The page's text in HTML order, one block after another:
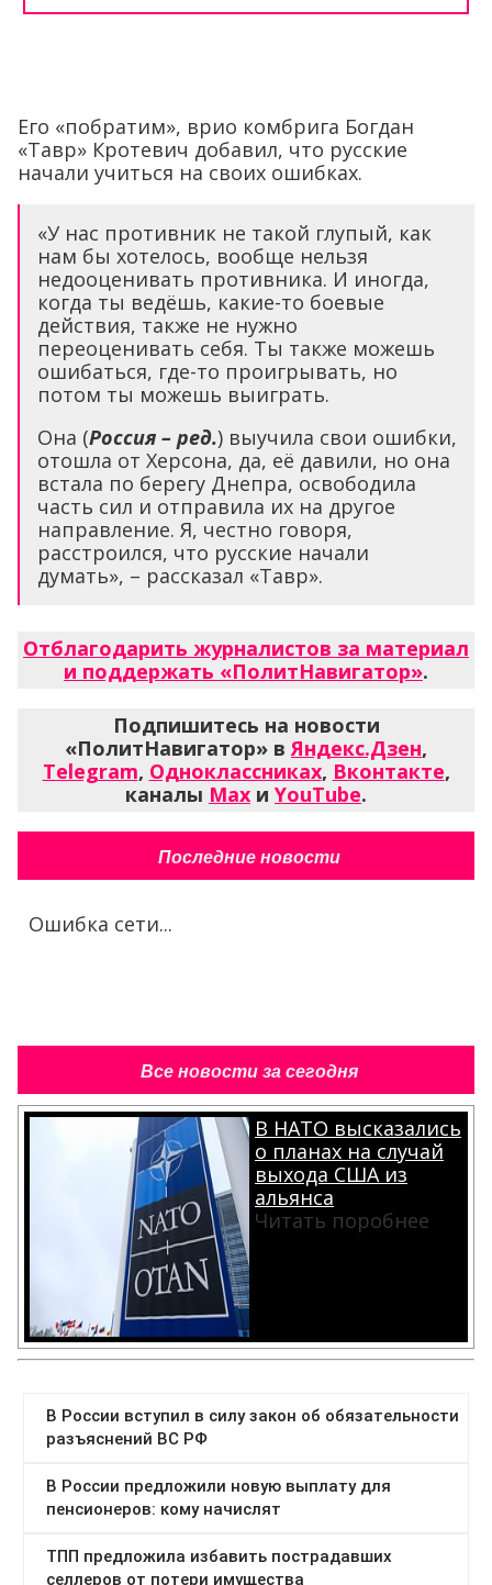
Его «побратим», врио комбрига Богдан
«Тавр» Кротевич добавил, что русские
начали учиться на своих ошибках.
«У нас противник не такой глупый, как
нам бы хотелось, вообще нельзя
недооценивать противника. И иногда,
когда ты ведёшь, какие-то боевые
действия, также не нужно
переоценивать себя. Ты также можешь
ошибаться, где-то проигрывать, но
потом ты можешь выиграть.
Она (Россия – ред.) выучила свои ошибки,
отошла от Херсона, да, её давили, но она
встала по берегу Днепра, освободила
часть сил и отправила их на другое
направление. Я, честно говоря,
расстроился, что русские начали
думать», – рассказал «Тавр».
Отблагодарить журналистов за материал
и поддержать «ПолитНавигатор».
Подпишитесь на новости
«ПолитНавигатор» вЯндекс.Дзен,
Telegram, Одноклассниках, Вконтакте,
каналы Max и YouTube.
Последние новости
Ошибка сети...
Все новости за сегодня
В НАТО высказались
о планах на случай
выхода США из
альянса
Читать поробнее